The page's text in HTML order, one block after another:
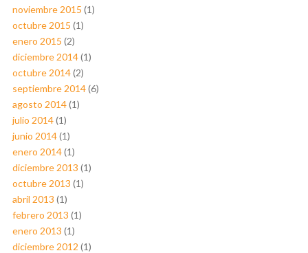
noviembre 2015 (1)
octubre 2015 (1)
enero 2015 (2)
diciembre 2014(1)
octubre 2014(2)
septiembre 2014(6)
agosto 2014(1)
julio 2014(1)
junio 2014(1)
enero 2014(1)
diciembre 2013 (1)
octubre 2013 (1)
abril 2013 (1)
febrero 2013 (1)
enero 2013 (1)
diciembre 2012 (1)